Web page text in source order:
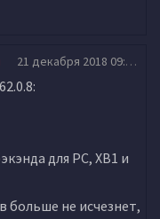
21 декабря 2018 09:42
для PC, XB1 и
не исчезнет,